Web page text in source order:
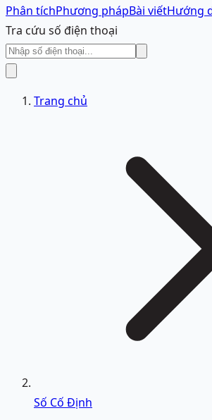
Phân tíchPhương phápBài viếtHướng
Tra cứu số điện thoại
Trang chủ
Số Cố Định